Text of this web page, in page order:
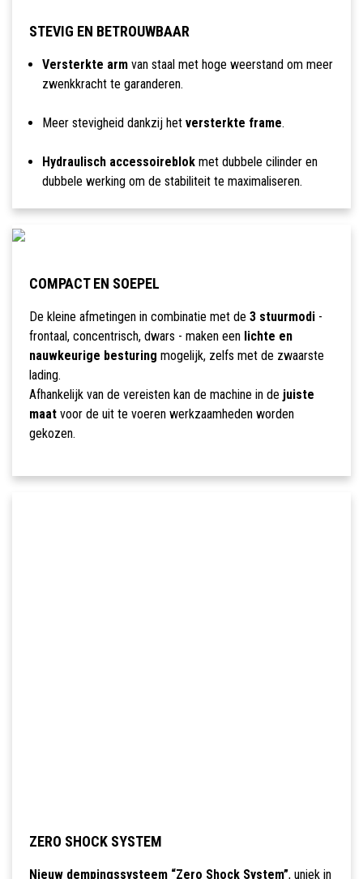
STEVIG EN BETROUWBAAR
Versterkte armvan staal met hoge weerstand om meer
zwenkkracht te garanderen.
Meer stevigheid dankzij het versterkte frame.
Hydraulisch accessoireblokmet dubbele cilinder en
dubbele werking om de stabiliteit te maximaliseren.
COMPACT EN SOEPEL
De kleine afmetingen in combinatie met de 3 stuurmodi-
frontaal, concentrisch, dwars - maken een lichte en
nauwkeurige besturing mogelijk, zelfs met de zwaarste
lading.
Afhankelijk van de vereisten kan de machine in de juiste
maatvoor de uit te voeren werkzaamheden worden
gekozen.
ZERO SHOCK SYSTEM
Nieuw dempingssysteem “Zero Shock System”, uniek in